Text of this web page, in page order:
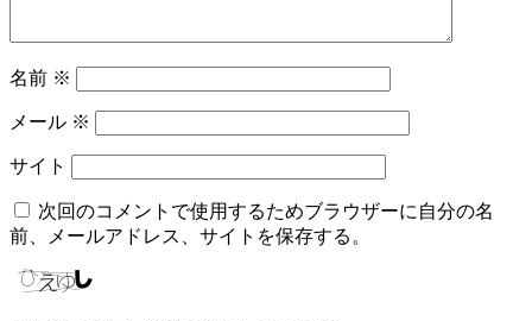
名前 ※
メール ※
サイト
次回のコメントで使用するためブラウザーに自分の名
前、メールアドレス、サイトを保存する。